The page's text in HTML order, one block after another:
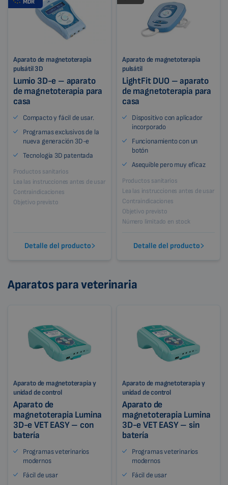
MDR
Aparato de magnetoterapia
pulsátil 3D
Lumio 3D-e – aparato
de magnetoterapia para
casa
Compacto y fácil de usar.
Programas exclusivos de la
nueva generación 3D-e
Tecnología 3D patentada
Productos sanitarios
Lea las instrucciones antes de usar
Contraindicaciones
Objetivo previsto
Detalle del producto
Aparato de magnetoterapia
pulsátil
LightFit DUO – aparato
de magnetoterapia para
casa
Dispositivo con aplicador
incorporado
Funcionamiento con un
botón
Asequible pero muy eficaz
Productos sanitarios
Lea las instrucciones antes de usar
Contraindicaciones
Objetivo previsto
Número limitado en stock
Detalle del producto
Aparatos para veterinaria
Aparato de magnetoterapia y
unidad de control
Aparato de
magnetoterapia Lumina
3D-e VET EASY – con
batería
Programas veterinarios
modernos
Fácil de usar
Aparato de magnetoterapia y
unidad de control
Aparato de
magnetoterapia Lumina
3D-e VET EASY – sin
batería
Programas veterinarios
modernos
Fácil de usar